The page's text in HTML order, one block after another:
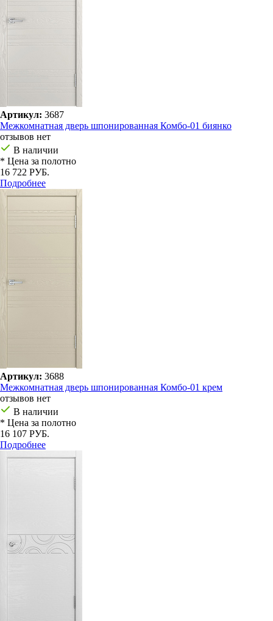
Артикул: 3687
Межкомнатная дверь шпонированная Комбо-01 биянко
отзывов нет
В наличии
* Цена за полотно
16 722 РУБ.
Подробнее
Артикул: 3688
Межкомнатная дверь шпонированная Комбо-01 крем
отзывов нет
В наличии
* Цена за полотно
16 107 РУБ.
Подробнее